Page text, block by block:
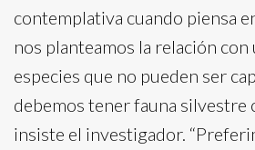
contemplativa cuando piensa
nos planteamos la relación
especies que no pueden ser
debemos tener fauna silvestre
insiste el investigador.